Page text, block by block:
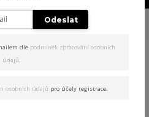
Yakuza pánské tričko You Can Regular
black 4XL
Odeslat
dle podmínek zpracování osobních
údajů.
osobních údajů pro účely registrace.